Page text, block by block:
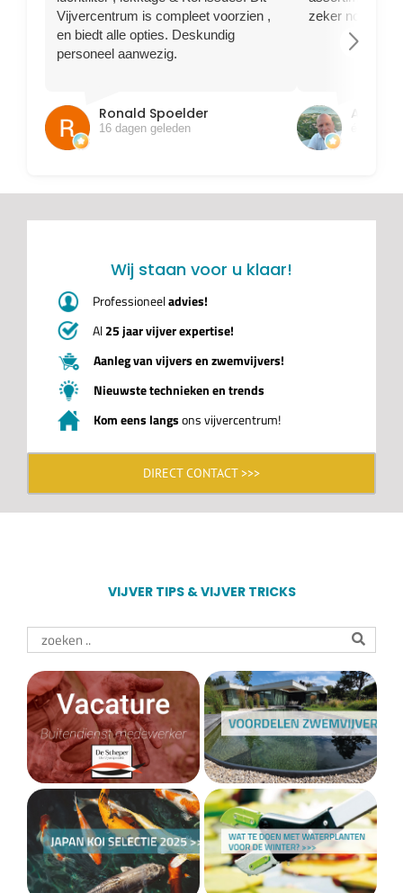
arrow_forward_ios
Vijvercentrum is compleet voorzien ,
en biedt alle opties. Deskundig
personeel aanwezig.
Ronald Spoelder
16 dagen geleden
zeker nog
Ajem
Wij staan voor u klaar!
Professioneeladvies!
Al25 jaar vijver expertise!
Aanleg van vijvers en zwemvijvers!
Nieuwste technieken en trends
Kom eens langsons vijvercentrum!
DIRECT CONTACT >>>
VIJVER TIPS & VIJVER TRICKS